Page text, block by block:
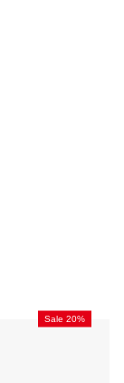
Sale 20%